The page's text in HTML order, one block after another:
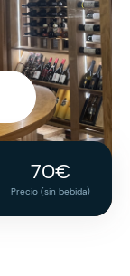
70€
Precio (sin bebida)